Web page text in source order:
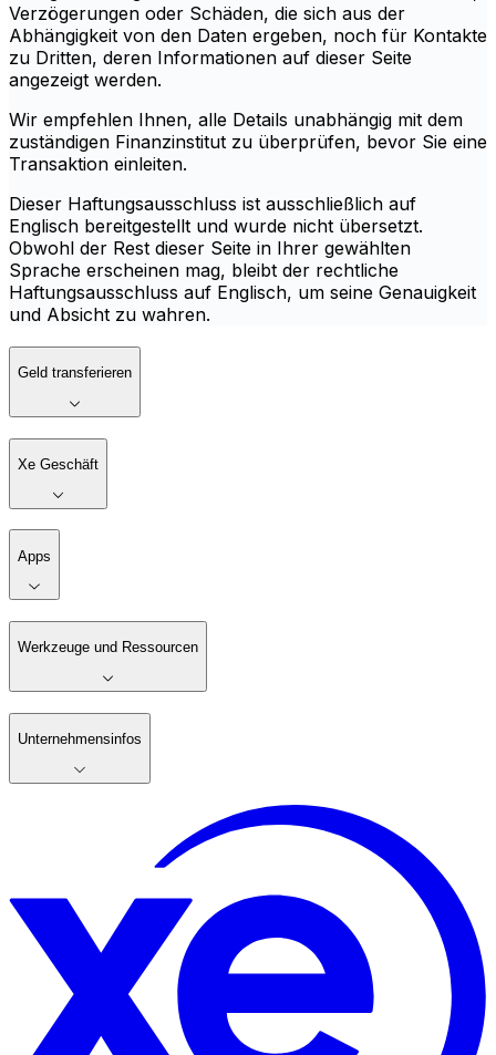
Verzögerungen oder Schäden, die sich aus der
Abhängigkeit von den Daten ergeben, noch für Kontakte
zu Dritten, deren Informationen auf dieser Seite
angezeigt werden.
Wir empfehlen Ihnen, alle Details unabhängig mit dem
zuständigen Finanzinstitut zu überprüfen, bevor Sie eine
Transaktion einleiten.
Dieser Haftungsausschluss ist ausschließlich auf
Englisch bereitgestellt und wurde nicht übersetzt.
Obwohl der Rest dieser Seite in Ihrer gewählten
Sprache erscheinen mag, bleibt der rechtliche
Haftungsausschluss auf Englisch, um seine Genauigkeit
und Absicht zu wahren.
Geld transferieren
Xe Geschäft
Apps
Werkzeuge und Ressourcen
Unternehmensinfos